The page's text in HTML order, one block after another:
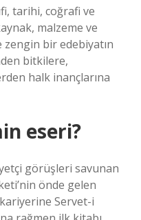
tarihi, coğrafi ve
malzeme ve
zengin bir edebiyatın
bitkilere,
halk inançlarına
eseri?
görüşleri savunan
önde gelen
Servet-i